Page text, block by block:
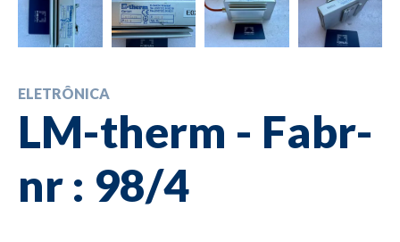
ELETRÔNICA
LM-therm - Fabr-
nr : 98/4